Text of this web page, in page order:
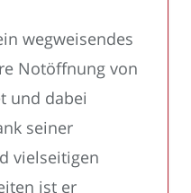
wegweisendes
Notöffnung von
und dabei
seiner
vielseitigen
ist er